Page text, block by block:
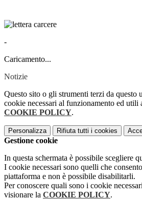
-
Caricamento...
Notizie
Questo sito o gli strumenti terzi da questo
cookie necessari al funzionamento ed
COOKIE POLICY.
Personalizza Rifiuta tutti i cookies
Gestione cookie
In questa schermata è possibile scegliere
I cookie necessari sono quelli che
piattaforma e non è possibile disabilitarli.
Per conoscere quali sono i cookie
visionare la COOKIE POLICY.